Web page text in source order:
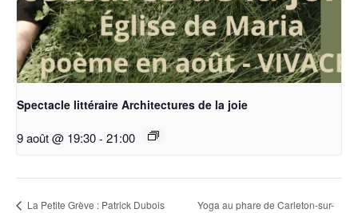
Spectacle littéraire Architectures de la joie
9 août @ 19:30- 21:00
La Petite Grève : Patrick Dubois
Yoga au phare de Carleton-sur-